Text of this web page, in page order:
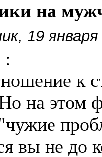
на
19
:
к
на этом
вы не до